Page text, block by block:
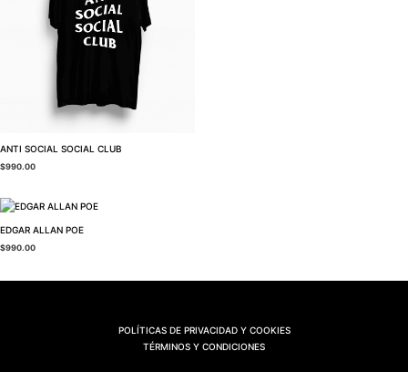
ANTI SOCIAL SOCIAL CLUB
$990.00
EDGAR ALLAN POE
$990.00
POLÍTICAS DE PRIVACIDAD Y COOKIES
TÉRMINOS Y CONDICIONES